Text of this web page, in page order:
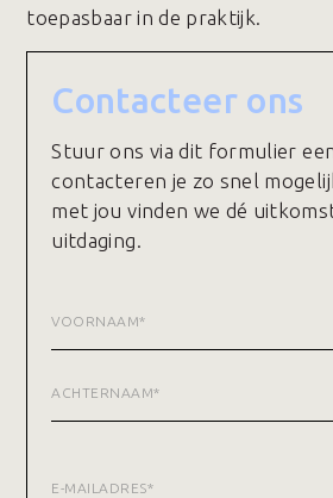
toepasbaar in de praktijk.
Contacteer ons
Stuur ons via dit formulier
contacteren je zo snel
met jou vinden we dé
uitdaging.